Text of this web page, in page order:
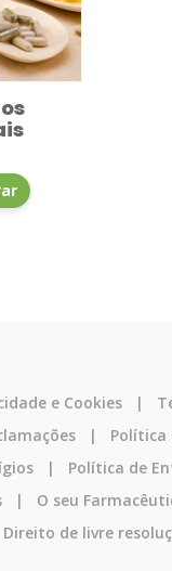
e Cookies |
| Política
| Política de
| O seu
Direito de livre